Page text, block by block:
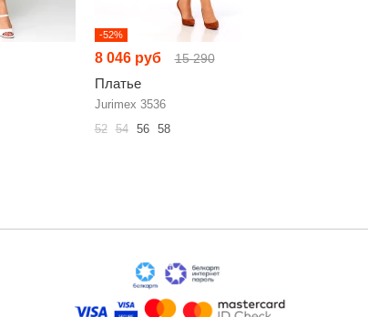
-52%
8 046 руб 15 290
Платье
Jurimex 3536
52 54 56 58